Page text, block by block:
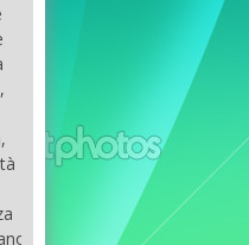
on
basic
intention
had its
maximum
in the
early
seventies
that